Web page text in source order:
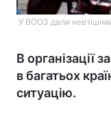
У ВООЗ дали
В організації
в багатьох
ситуацію.